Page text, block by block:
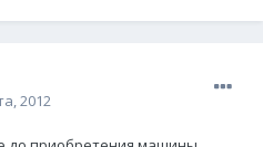
2012